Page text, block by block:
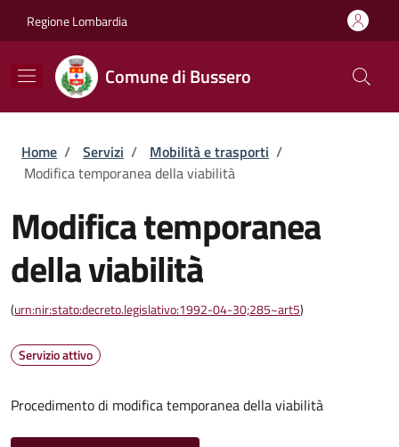
Regione Lombardia
Comune di Bussero
Briciole di pane
Home / Servizi / Mobilità e trasporti /
Modifica temporanea della viabilità
Modifica temporanea
della viabilità
(urn:nir:stato:decreto.legislativo:1992-04-30;285~art5)
Servizio attivo
Procedimento di modifica temporanea della viabilità